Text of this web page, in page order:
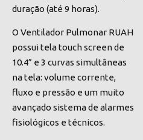
duração (até 9 horas).
O Ventilador Pulmonar RUAH
possui tela touch screen de
10.4” e 3 curvas simultâneas
na tela: volume corrente,
fluxo e pressão e um muito
avançado sistema de alarmes
fisiológicos e técnicos.